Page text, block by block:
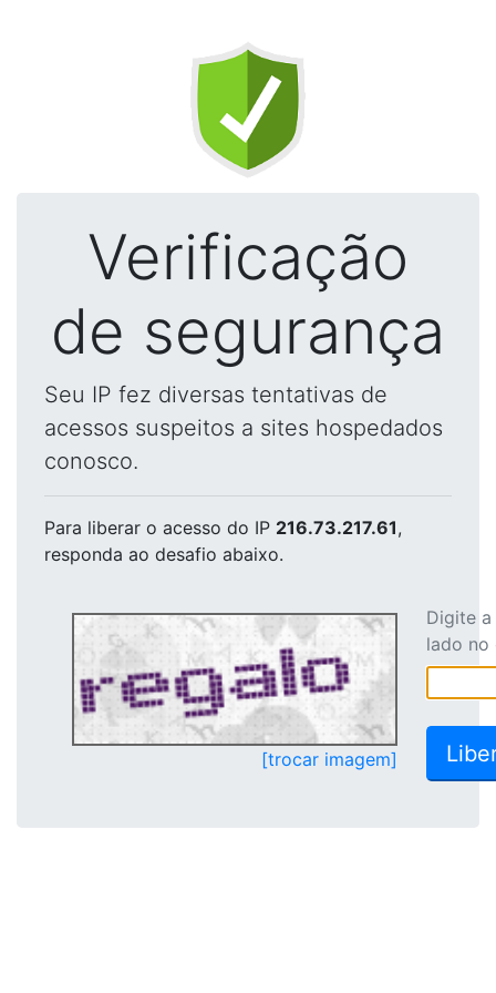
Verificação
de segurança
Seu IP fez diversas tentativas de
acessos suspeitos a sites hospedados
conosco.
Para liberar o acesso do IP 216.73.217.61,
responda ao desafio abaixo.
[trocar imagem]
Digite
lado no